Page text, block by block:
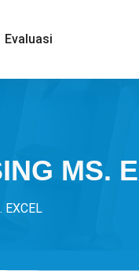
Evaluasi
MS.
EXCEL